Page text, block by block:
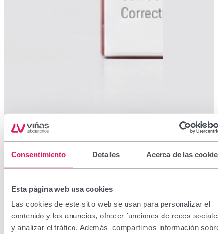
Consentimiento Detalles Acerca de las
Esta página web usa cookies
Las cookies de este sitio web se usan para personalizar el
contenido y los anuncios, ofrecer funciones de redes
y analizar el tráfico. Además, compartimos información